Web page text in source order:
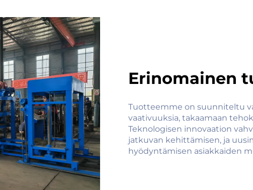
Erinomainen
Tuotteemme on suunniteltu
vaativuuksia, takaamaan
Teknologisen innovaation
jatkuvan kehittämisen, ja
hyödyntämisen asiakkaiden